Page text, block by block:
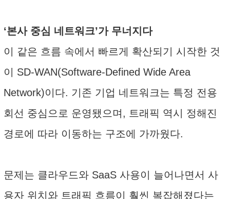
‘본사 중심 네트워크’가 무너지다
이 같은 흐름 속에서 빠르게 확산되기 시작한 것
이 SD-WAN(Software-Defined Wide Area
Network)이다. 기존 기업 네트워크는 특정 전용
회선 중심으로 운영됐으며, 트래픽 역시 정해진
경로에 따라 이동하는 구조에 가까웠다.
문제는 클라우드와 SaaS 사용이 늘어나면서 사
용자 위치와 트래픽 흐름이 훨씬 복잡해졌다는